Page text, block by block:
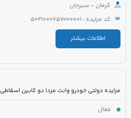
کرمان - سیرجان
کد مزایده : 5021000657000001
اطلاعات بیشتر
مزایده دولتی خودرو وانت مزدا دو کابین اسقاطی
فعال